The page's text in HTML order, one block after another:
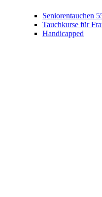
Seniorentauchen
Tauchkurse für
Handicapped